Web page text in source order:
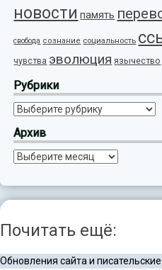
новости память
свобода сознание социальность
чувства эволюция язычество
Рубрики
Рубрики
Архив
Архив
Почитать ещё:
Обновления сайта и